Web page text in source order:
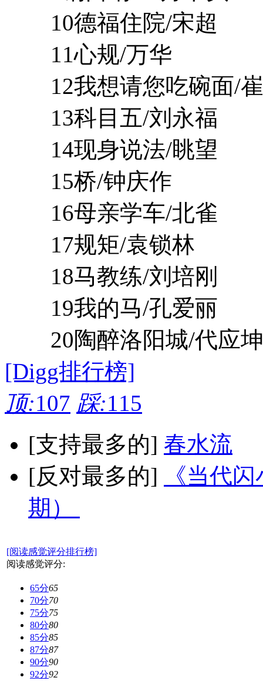
10德福住院/宋超
11心规/万华
12我想请您吃碗面/
13科目五/刘永福
14现身说法/眺望
15桥/钟庆作
16母亲学车/北雀
17规矩/袁锁林
18马教练/刘培刚
19我的马/孔爱丽
20陶醉洛阳城/代应坤
[Digg排行榜]
顶:107 踩:115
[支持最多的] 春水流
[反对最多的]
《当代
期）
[阅读感觉评分排行榜]
阅读感觉评分:
65分65
70分70
75分75
80分80
85分85
87分87
90分90
92分92